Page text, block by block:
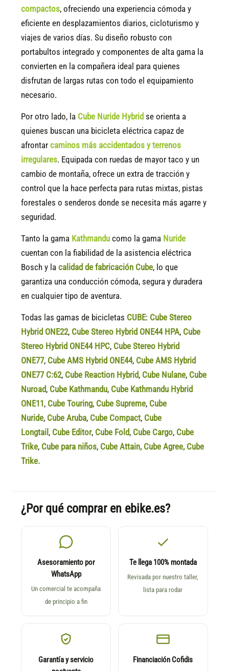
compactos, ofreciendo una experiencia cómoda y
eficiente en desplazamientos diarios, cicloturismo y
viajes de varios días. Su diseño robusto con
portabultos integrado y componentes de alta gama la
convierten en la compañera ideal para quienes
disfrutan de largas rutas con todo el equipamiento
necesario.
Por otro lado, la Cube Nuride Hybrid se orienta a
quienes buscan una bicicleta eléctrica capaz de
afrontarcaminos más accidentados y terrenos
irregulares. Equipada con ruedas de mayor taco y un
cambio de montaña, ofrece un extra de tracción y
control que la hace perfecta para rutas mixtas, pistas
forestales o senderos donde se necesita más agarre y
seguridad.
Tanto la gama Kathmandu como la gama Nuride
cuentan con la fiabilidad de la asistencia eléctrica
Bosch y lacalidad de fabricación Cube, lo que
garantiza una conducción cómoda, segura y duradera
en cualquier tipo de aventura.
Todas las gamas de bicicletas CUBE: Cube Stereo
Hybrid ONE22, Cube Stereo Hybrid ONE44 HPA, Cube
Stereo Hybrid ONE44 HPC, Cube Stereo Hybrid
ONE77, Cube AMS Hybrid ONE44, Cube AMS Hybrid
ONE77 C:62, Cube Reaction Hybrid, Cube Nulane, Cube
Nuroad, Cube Kathmandu, Cube Kathmandu Hybrid
ONE11, Cube Touring, Cube Supreme, Cube
Nuride, Cube Aruba, Cube Compact, Cube
Longtail , Cube Editor, Cube Fold, Cube Cargo, Cube
Trike, Cube para niños, Cube Attain, Cube Agree, Cube
Trike.
¿Por qué comprar en ebike.es?
Asesoramiento por
WhatsApp
Un comercial te acompaña
de principio a fin
Te llega 100% montada
Revisada por nuestro taller,
lista para rodar
Garantía y servicio
Financiación Cofidis